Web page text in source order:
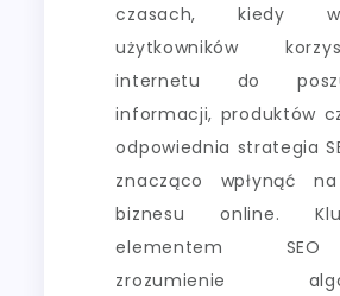
czasach, kiedy
użytkowników
internetu do
informacji, produktów
odpowiednia strategia
znacząco wpłynąć
biznesu online.
elementem
zrozumienie